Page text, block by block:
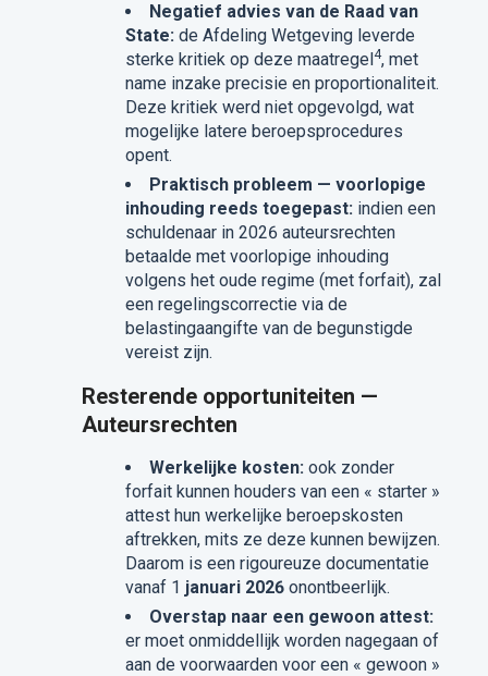
Negatief advies van de Raad van
State: de Afdeling Wetgeving leverde
sterke kritiek op deze maatregel4, met
name inzake precisie en proportionaliteit.
Deze kritiek werd niet opgevolgd, wat
mogelijke latere beroepsprocedures
opent.
Praktisch probleem — voorlopige
inhouding reeds toegepast: indien een
schuldenaar in 2026 auteursrechten
betaalde met voorlopige inhouding
volgens het oude regime (met forfait), zal
een regelingscorrectie via de
belastingaangifte van de begunstigde
vereist zijn.
Resterende opportuniteiten —
Auteursrechten
Werkelijke kosten: ook zonder
forfait kunnen houders van een « starter »
attest hun werkelijke beroepskosten
aftrekken, mits ze deze kunnen bewijzen.
Daarom is een rigoureuze documentatie
vanaf 1 januari 2026onontbeerlijk.
Overstap naar een gewoon attest:
er moet onmiddellijk worden nagegaan of
aan de voorwaarden voor een « gewoon »